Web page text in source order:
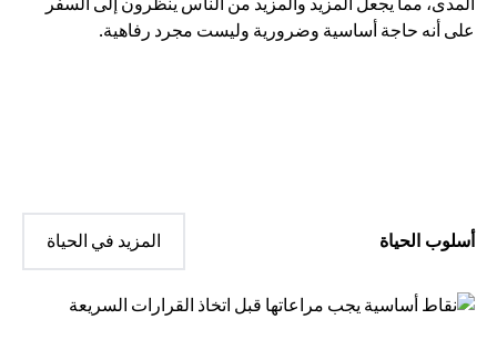
على أنه حاجة أساسية وضرورية وليست مجرد رفاهية.
أسلوب الحياة المزيد في الحياة